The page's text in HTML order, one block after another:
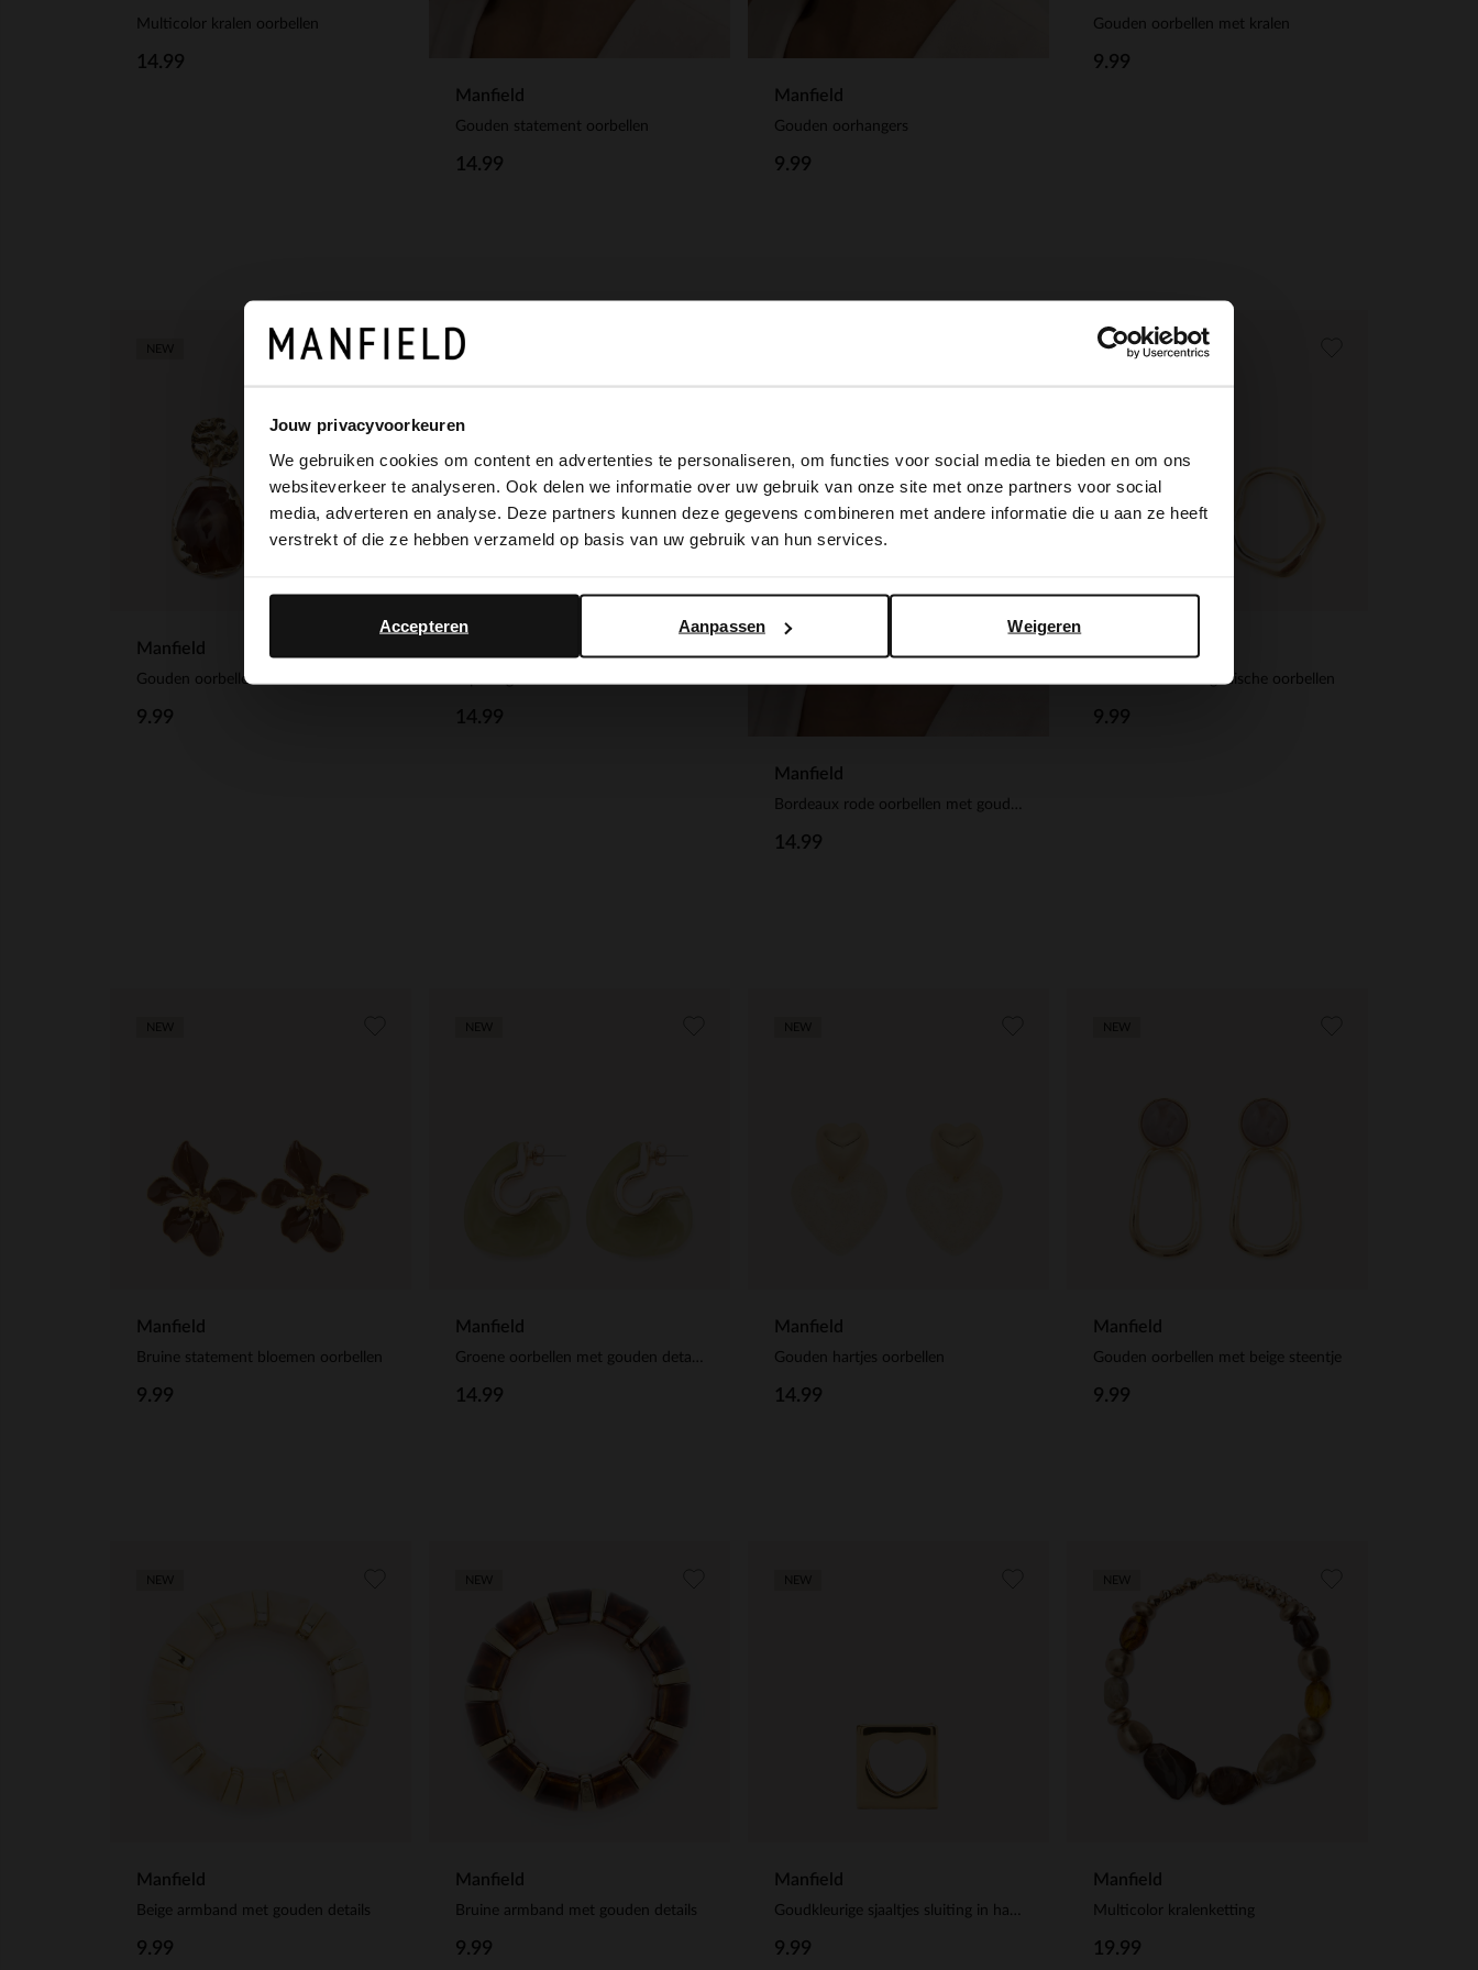
Jouw privacyvoorkeuren
We gebruiken cookies om content en advertenties te personaliseren, om functies voor social media te bieden en om ons
websiteverkeer te analyseren. Ook delen we informatie over uw gebruik van onze site met onze partners voor social
media, adverteren en analyse. Deze partners kunnen deze gegevens combineren met andere informatie die u aan ze heeft
verstrekt of die ze hebben verzameld op basis van uw gebruik van hun services.
Weigeren
Aanpassen
Accepteren
Multicolor kralen oorbellen
14.99
Manfield
Gouden statement oorbellen
14.99
Manfield
Gouden oorhangers
9.99
Gouden oorbellen met kralen
9.99
Manfield
Gouden oorbellen met bruine steen
9.99
NEW
14.99
Manfield
14.99
Gouden ronde organische oorbellen
9.99
NEW
Manfield
Bruine statement bloemen oorbellen
9.99
Manfield
14.99
Manfield
Gouden hartjes oorbellen
14.99
Manfield
Gouden oorbellen met beige steentje
9.99
Manfield
Beige armband met gouden details
9.99
Manfield
Bruine armband met gouden details
9.99
Manfield
9.99
Manfield
Multicolor kralenketting
19.99
×
It looks like your language isn't Dutch. Would you like to